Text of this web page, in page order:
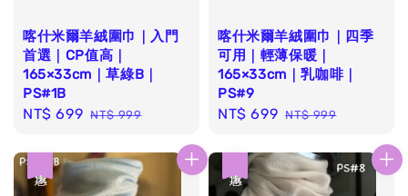
喀什米爾羊絨圍巾｜入門
首選｜CP值高｜
165×33cm｜草綠B｜
PS#1B
Sale
NT$ 699 Regular
NT$ 999
喀什米爾羊絨圍巾｜四季
可用｜輕薄保暖｜
165×33cm｜乳咖啡｜
PS#9
Sale
NT$ 699 Regular
NT$ 999